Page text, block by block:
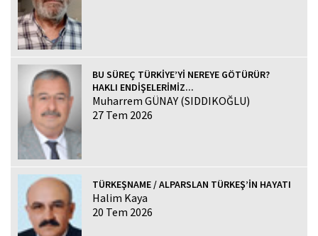
BU SÜREÇ TÜRKİYE’Yİ NEREYE GÖTÜRÜR?
HAKLI ENDİŞELERİMİZ...
Muharrem GÜNAY (SIDDIKOĞLU)
27 Tem 2026
TÜRKEŞNAME / ALPARSLAN TÜRKEŞ’İN HAYATI
Halim Kaya
20 Tem 2026